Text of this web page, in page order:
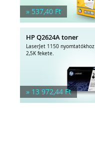
» 537,40 Ft
HP Q2624A toner
LaserJet 1150 nyomtatókhoz
2,5K fekete.
» 13 972,44 Ft